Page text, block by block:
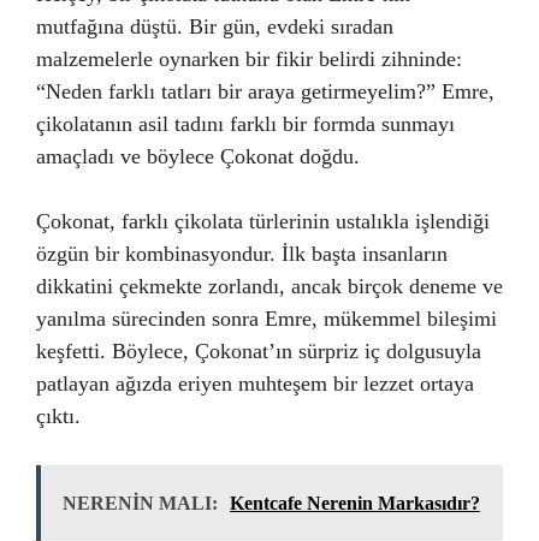
mutfağına düştü. Bir gün, evdeki sıradan
malzemelerle oynarken bir fikir belirdi zihninde:
“Neden farklı tatları bir araya getirmeyelim?” Emre,
çikolatanın asil tadını farklı bir formda sunmayı
amaçladı ve böylece Çokonat doğdu.
Çokonat, farklı çikolata türlerinin ustalıkla işlendiği
özgün bir kombinasyondur. İlk başta insanların
dikkatini çekmekte zorlandı, ancak birçok deneme ve
yanılma sürecinden sonra Emre, mükemmel bileşimi
keşfetti. Böylece, Çokonat’ın sürpriz iç dolgusuyla
patlayan ağızda eriyen muhteşem bir lezzet ortaya
çıktı.
NERENİN MALI: Kentcafe Nerenin Markasıdır?